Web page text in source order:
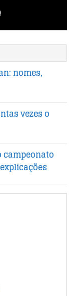
nomes,
vezes o
campeonato